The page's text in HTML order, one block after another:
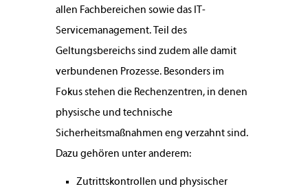
allen Fachbereichen sowie das IT-
Servicemanagement. Teil des
Geltungsbereichs sind zudem alle damit
verbundenen Prozesse. Besonders im
Fokus stehen die Rechenzentren, in denen
physische und technische
Sicherheitsmaßnahmen eng verzahnt sind.
Dazu gehören unter anderem:
Zutrittskontrollen und physischer